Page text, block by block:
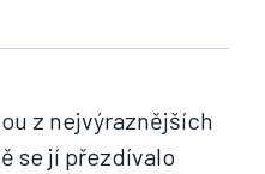
z nejvýraznějších
se jí přezdívalo